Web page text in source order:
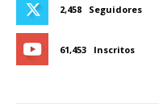
2,458 Seguidores
61,453 Inscritos